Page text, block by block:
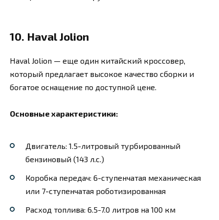
10. Haval Jolion
Haval Jolion — еще один китайский кроссовер,
который предлагает высокое качество сборки и
богатое оснащение по доступной цене.
Основные характеристики:
Двигатель: 1.5-литровый турбированный
бензиновый (143 л.с.)
Коробка передач: 6-ступенчатая механическая
или 7-ступенчатая роботизированная
Расход топлива: 6.5-7.0 литров на 100 км